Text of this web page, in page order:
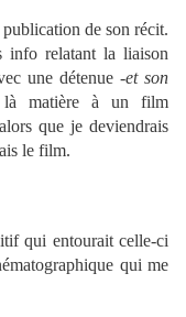
de son récit.
info relatant la liaison
une détenue -et son
matière à un film
que je deviendrais
le film.
qui entourait celle-ci
qui me